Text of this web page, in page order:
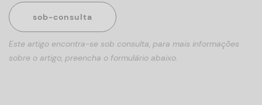
sob-consulta
Este artigo encontra-se sob consulta, para mais informações
sobre o artigo, preencha o formulário abaixo.